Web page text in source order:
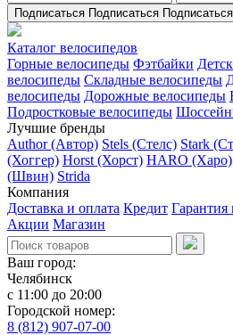
Подписаться Подписаться Подписаться
Каталог велосипедов
Горные велосипеды Фэтбайки
велосипеды Складные велосипеды
велосипеды Дорожные велосипеды
Подростковые велосипеды
Лучшие бренды
Author (Автор) Stels (Стелс) Stark
(Хоггер) Horst (Хорст) HARO (Харо)
(Швин) Strida
Компания
Доставка и оплата Кредит Гарантия
Акции Магазин
Ваш город:
Челябинск
с 11:00 до 20:00
Городской номер:
8 (812) 907-07-00